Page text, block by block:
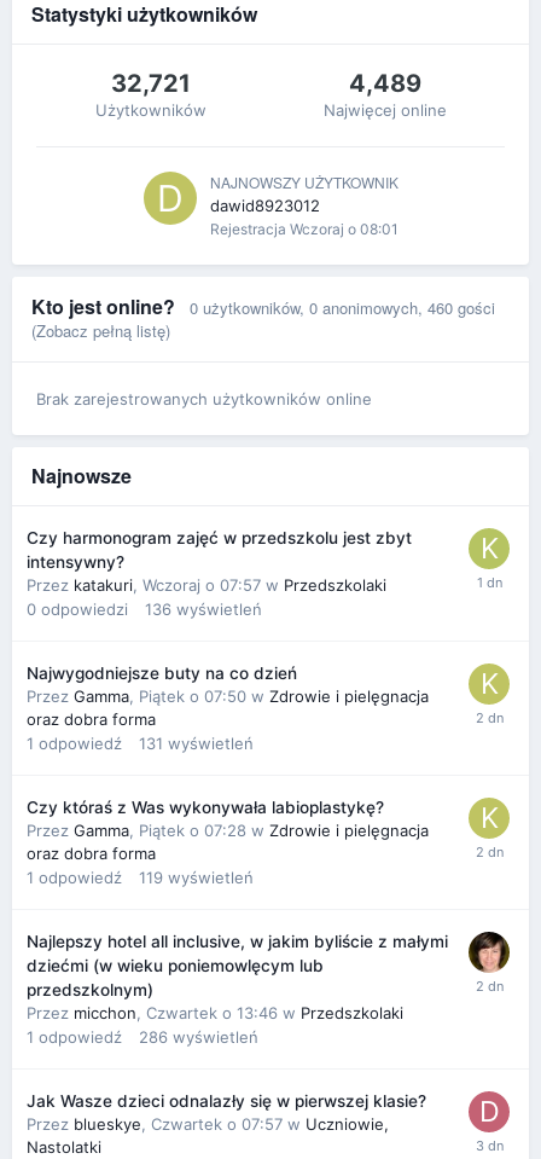
Statystyki użytkowników
32,721
Użytkowników
4,489
Najwięcej online
NAJNOWSZY UŻYTKOWNIK
dawid8923012
Rejestracja Wczoraj o 08:01
Kto jest online? 0 użytkowników, 0 anonimowych, 460 gości
(Zobacz pełną listę)
Brak zarejestrowanych użytkowników online
Najnowsze
Czy harmonogram zajęć w przedszkolu jest zbyt
intensywny?
Przez katakuri, Wczoraj o 07:57 w Przedszkolaki
0 odpowiedzi 136 wyświetleń
Najwygodniejsze buty na co dzień
Przez Gamma, Piątek o 07:50 w Zdrowie i pielęgnacja
oraz dobra forma
1 odpowiedź 131 wyświetleń
Czy któraś z Was wykonywała labioplastykę?
Przez Gamma, Piątek o 07:28 w Zdrowie i pielęgnacja
oraz dobra forma
1 odpowiedź 119 wyświetleń
Najlepszy hotel all inclusive, w jakim byliście z małymi
dziećmi (w wieku poniemowlęcym lub
przedszkolnym)
Przez micchon, Czwartek o 13:46 w Przedszkolaki
1 odpowiedź 286 wyświetleń
Jak Wasze dzieci odnalazły się w pierwszej klasie?
Przez blueskye, Czwartek o 07:57 w Uczniowie,
Nastolatki